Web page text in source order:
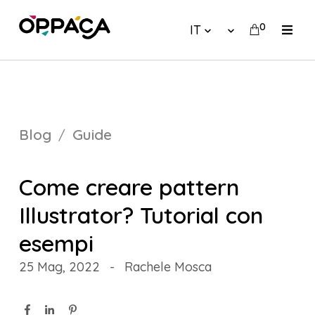
IT 0
Blog Guide
Come creare pattern
Illustrator? Tutorial con
esempi
25 Mag, 2022 - Rachele Mosca